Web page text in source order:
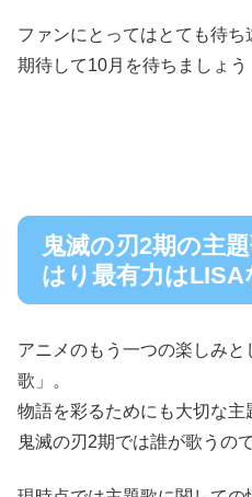
ファンにとってはとても待ち
期待して10月を待ちましょう
鬼滅の刃2期の主
はり最有力はLISA
アニメのもう一つの楽しみ
歌」。
物語を彩るためにも大切な主
鬼滅の刃2期では誰が歌うの